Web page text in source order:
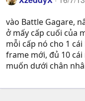
vào Battle Gagare,
ở mấy cấp cuối của
mỗi cấp nó cho 1
frame mới, đủ 10
muốn dưới chân